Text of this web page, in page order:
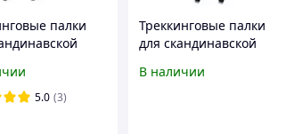
палки
Красный
5.0 (3)
Треккинговые палки
для скандинавской
2019-1-GR Серый
В наличии